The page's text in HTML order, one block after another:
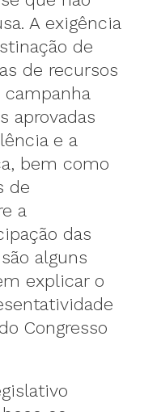
A exigência
de
de recursos
aprovadas
e a
bem como
de
a
das
alguns
explicar o
Congresso